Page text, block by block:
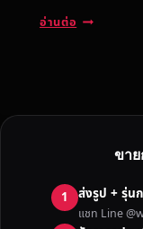
อ่านต่อ บ
ป
มิ
น
ขาย
1 ส่งรูป + รุ่น
แชท Line